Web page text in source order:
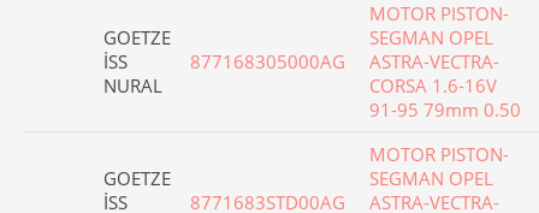
GOETZE
İSS
NURAL
877168305000AG
MOTOR PISTON-
SEGMAN OPEL
ASTRA-VECTRA-
CORSA 1.6-16V
91-95 79mm 0.50
GOETZE
İSS
8771683STD00AG
MOTOR PISTON-
SEGMAN OPEL
ASTRA-VECTRA-